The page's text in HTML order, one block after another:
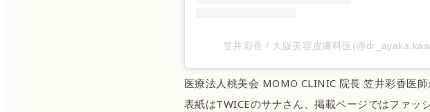
笠井彩香 / 大阪美容皮膚科医
医療法人桃美会 MOMO CLINIC 院長 笠井彩香医
表紙はTWICEのサナさん、掲載ページではファッ